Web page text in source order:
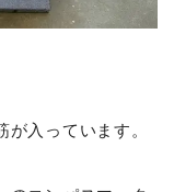
入っています。